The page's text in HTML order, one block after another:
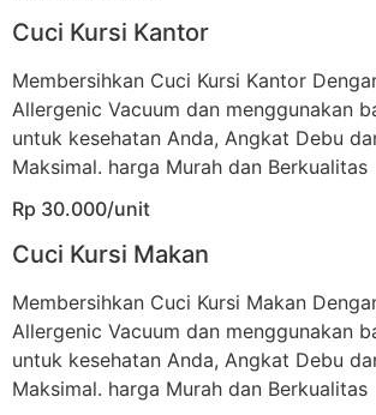
Cuci Kursi Kantor
Membersihkan Cuci Kursi Kantor
Allergenic Vacuum dan menggunakan
untuk kesehatan Anda, Angkat Debu
Maksimal. harga Murah dan Berkualitas
Rp 30.000/unit
Cuci Kursi Makan
Membersihkan Cuci Kursi Makan
Allergenic Vacuum dan menggunakan
untuk kesehatan Anda, Angkat Debu
Maksimal. harga Murah dan Berkualitas